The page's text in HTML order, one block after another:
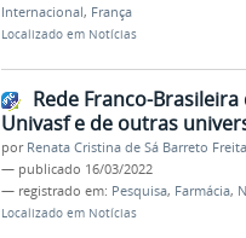
Internacional, França
Localizado em Notícias
Rede Franco-
Univasf e de outras
por Renata Cristina de Sá Barreto
— publicado 16/03/2022
— registrado em: Pesquisa, Farmácia,
Localizado em Notícias